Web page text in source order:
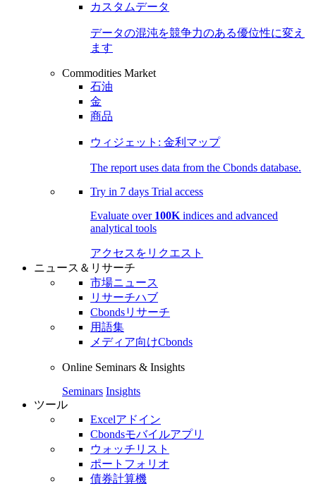
カスタムデータ
データの混沌を競争力のある優位性に変え
ます
Commodities Market
石油
金
商品
ウィジェット: 金利マップ
The report uses data from the Cbonds database.
Try in 7 days Trial access
Evaluate over 100K indices and advanced
analytical tools
アクセスをリクエスト
ニュース＆リサーチ
市場ニュース
リサーチハブ
Cbondsリサーチ
用語集
メディア向けCbonds
Online Seminars & Insights
Seminars Insights
ツール
Excelアドイン
Cbondsモバイルアプリ
ウォッチリスト
ポートフォリオ
債券計算機